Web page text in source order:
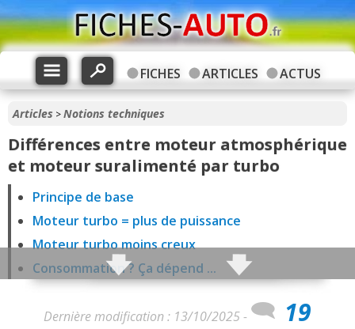
FICHES ARTICLES ACTUS
Articles >Notions techniques
Différences entre moteur atmosphérique
et moteur suralimenté par turbo
Principe de base
Moteur turbo = plus de puissance
Moteur turbo moins creux
Consommation ? Ça dépend ...
Régimes moins élevés avec turbo ?
Dernière modification : 13/10/2025 - 19